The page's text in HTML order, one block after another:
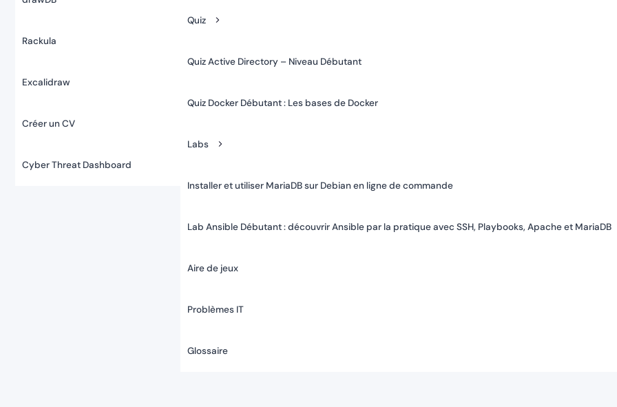
Rackula
Excalidraw
Créer un CV
Cyber Threat Dashboard
Quiz
Quiz Active Directory – Niveau Débutant
Quiz Docker Débutant : Les bases de Docker
Labs
Installer et utiliser MariaDB sur Debian en ligne de commande
Lab Ansible Débutant : découvrir Ansible par la pratique avec SSH, Playbooks, Apache et MariaDB
Aire de jeux
Problèmes IT
Glossaire